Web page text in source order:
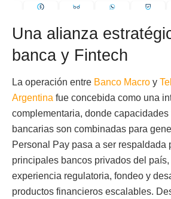
Una alianza
banca y Fintech
La operación entre Banco Macro y
Argentina fue concebida como una
complementaria, donde
bancarias son combinadas para
Personal Pay pasa a ser respaldada
principales bancos privados del
experiencia regulatoria, fondeo y
productos financieros escalables.